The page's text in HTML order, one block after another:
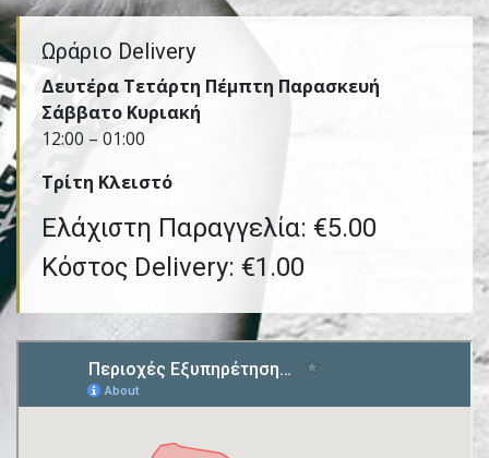
Ωράριο Delivery
Δευτέρα Τετάρτη Πέμπτη Παρασκευή
Σάββατο Κυριακή
12:00 – 01:00
Τρίτη Kλειστό
Ελάχιστη Παραγγελία: €5.00
Κόστος Delivery: €1.00